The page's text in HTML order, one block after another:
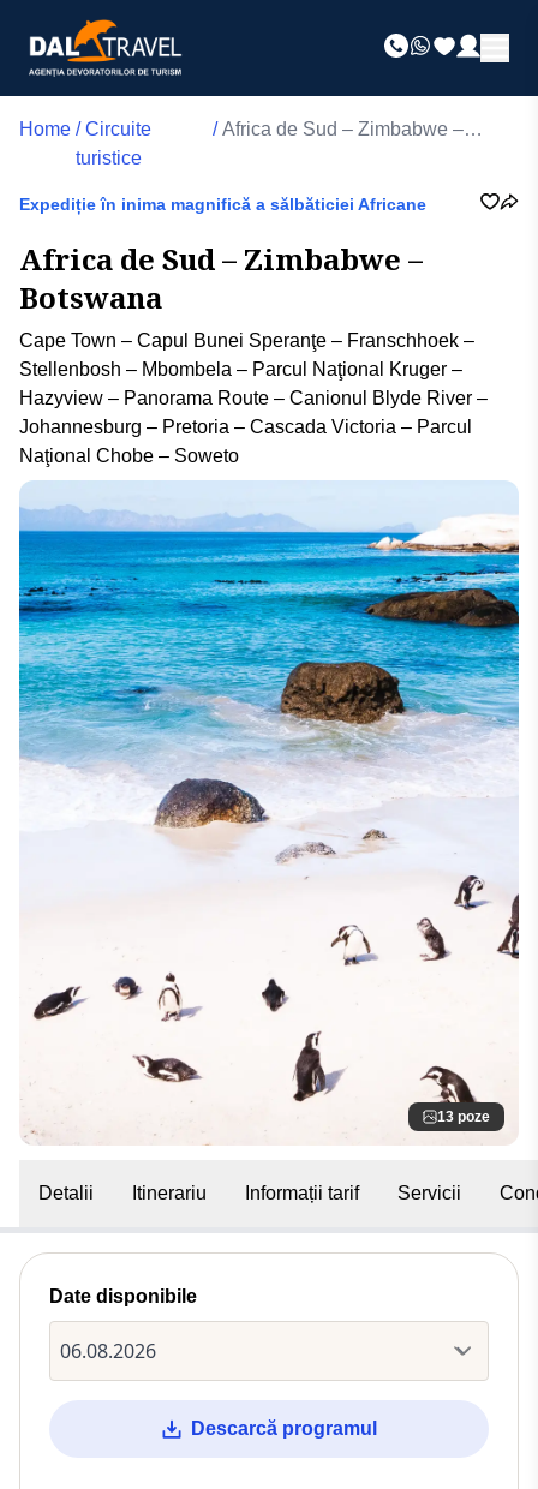
Home / Circuite
turistice
/ Africa de Sud – Zimbabwe –
Expediție în inima magnifică a sălbăticiei Africane
Africa de Sud – Zimbabwe –
Botswana
Cape Town – Capul Bunei Speranţe – Franschhoek –
Stellenbosh – Mbombela – Parcul Naţional Kruger –
Hazyview – Panorama Route – Canionul Blyde River –
Johannesburg – Pretoria – Cascada Victoria – Parcul
Naţional Chobe – Soweto
13 poze
Detalii Itinerariu Informații tarif Servicii
Date disponibile
Descarcă programul